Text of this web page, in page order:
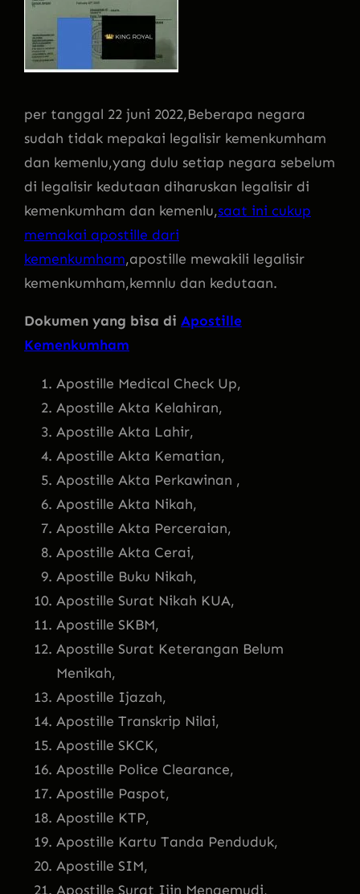
per tanggal 22 juni 2022,Beberapa negara
sudah tidak mepakai legalisir kemenkumham
dan kemenlu,yang dulu setiap negara sebelum
di legalisir kedutaan diharuskan legalisir di
kemenkumham dan kemenlu,saat ini cukup
memakai apostille dari
kemenkumham,apostille mewakili legalisir
kemenkumham,kemnlu dan kedutaan.
Dokumen yang bisa di Apostille
Kemenkumham
Apostille Medical Check Up,
Apostille Akta Kelahiran,
Apostille Akta Lahir,
Apostille Akta Kematian,
Apostille Akta Perkawinan ,
Apostille Akta Nikah,
Apostille Akta Perceraian,
Apostille Akta Cerai,
Apostille Buku Nikah,
Apostille Surat Nikah KUA,
Apostille SKBM,
Apostille Surat Keterangan Belum
Menikah,
Apostille Ijazah,
Apostille Transkrip Nilai,
Apostille SKCK,
Apostille Police Clearance,
Apostille Paspot,
Apostille KTP,
Apostille Kartu Tanda Penduduk,
Apostille SIM,
Apostille Surat Ijin Mengemudi,